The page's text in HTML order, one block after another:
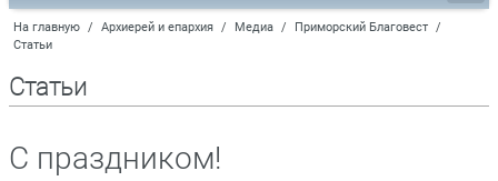
На главную / Архиерей и епархия / Медиа / Приморский Благовест /
Статьи
Статьи
С праздником!